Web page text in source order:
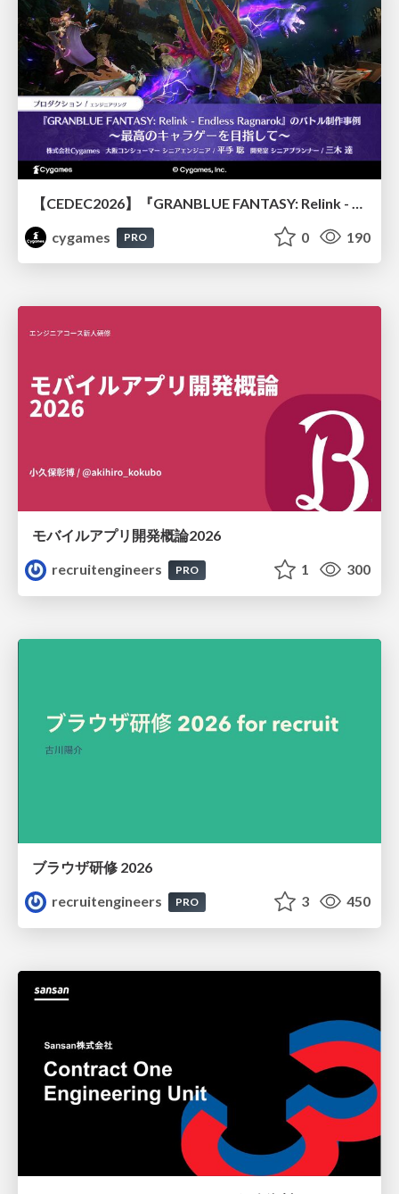
cygames
PRO 0 190
モバイルアプリ開発概論2026
recruitengineers
PRO 1 300
ブラウザ研修 2026
recruitengineers
PRO 3 450